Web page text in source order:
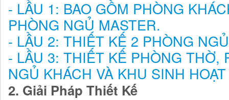
- LẦU 1: BAO GỒM PHÒNG
PHÒNG NGỦ MASTER.
- LẦU 2: THIẾT KẾ 2 PHÒNG
- LẦU 3: THIẾT KẾ PHÒNG THỜ,
NGỦ KHÁCH VÀ KHU SINH
2. Giải Pháp Thiết Kế